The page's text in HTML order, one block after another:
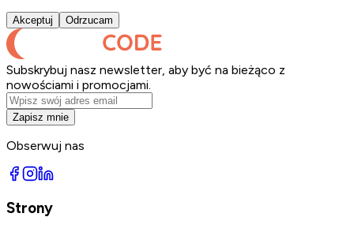
Akceptuj Odrzucam
Subskrybuj nasz newsletter, aby być na bieżąco z
nowościami i promocjami.
Zapisz mnie
Obserwuj nas
Strony